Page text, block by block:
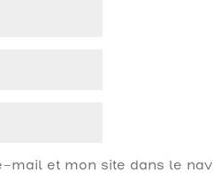
mail et mon site dans le